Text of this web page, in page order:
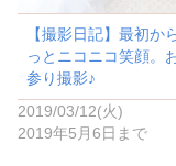
し
い
ウ
ィ
ン
ド
ウ
で
開
き
ま
ク
し
て
く
だ
(
新
し
い
【撮影日記】最初か
っとニコニコ笑顔。
参り撮影♪
2019/03/12(火)
2019年5月6日まで